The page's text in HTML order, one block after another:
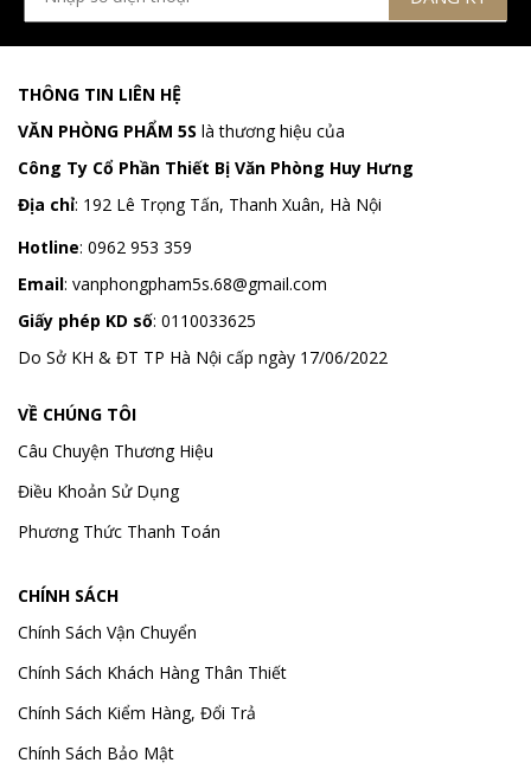
THÔNG TIN LIÊN HỆ
VĂN PHÒNG PHẨM 5S là thương hiệu của
Công Ty Cổ Phần Thiết Bị Văn Phòng Huy Hưng
Địa chỉ: 192 Lê Trọng Tấn, Thanh Xuân, Hà Nội
Hotline: 0962 953 359
Email: vanphongpham5s.68@gmail.com
Giấy phép KD số: 0110033625
Do Sở KH & ĐT TP Hà Nội cấp ngày 17/06/2022
VỀ CHÚNG TÔI
Câu Chuyện Thương Hiệu
Điều Khoản Sử Dụng
Phương Thức Thanh Toán
CHÍNH SÁCH
Chính Sách Vận Chuyển
Chính Sách Khách Hàng Thân Thiết
Chính Sách Kiểm Hàng, Đổi Trả
Chính Sách Bảo Mật